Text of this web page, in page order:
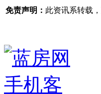
免责声明： 此资讯系转载